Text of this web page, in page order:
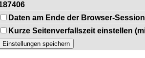
Daten am Ende der Browser-
Kurze Seitenverfallszeit einstellen